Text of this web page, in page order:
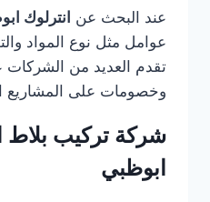
عند البحث عن انترلوك
عوامل مثل نوع المواد
تقدم العديد من الشركات
وخصومات على المشاريع
شركة تركيب بلاط
ابوظبي